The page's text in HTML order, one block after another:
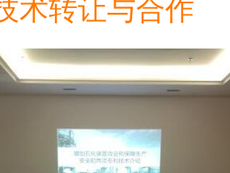
术转让与合作